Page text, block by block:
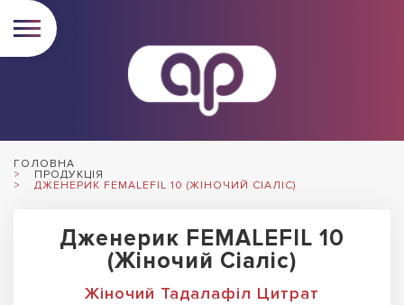
ГОЛОВНА
ПРОДУКЦІЯ
ДЖЕНЕРИК FEMALEFIL 10 (ЖІНОЧИЙ СІАЛІС)
Дженерик FEMALEFIL 10
(Жіночий Сіаліс)
Жіночий Тадалафіл Цитрат